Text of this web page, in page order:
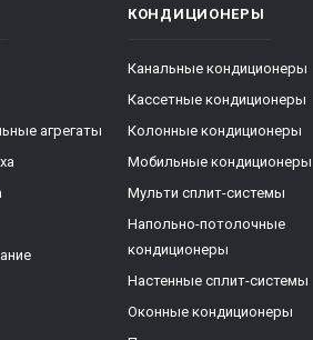
агрегаты
КОНДИЦИОНЕРЫ
Канальные кондиционеры
Кассетные кондиционеры
Колонные кондиционеры
Мобильные кондиционеры
Мульти сплит-системы
Напольно-потолочные
кондиционеры
Настенные сплит-системы
Оконные кондиционеры